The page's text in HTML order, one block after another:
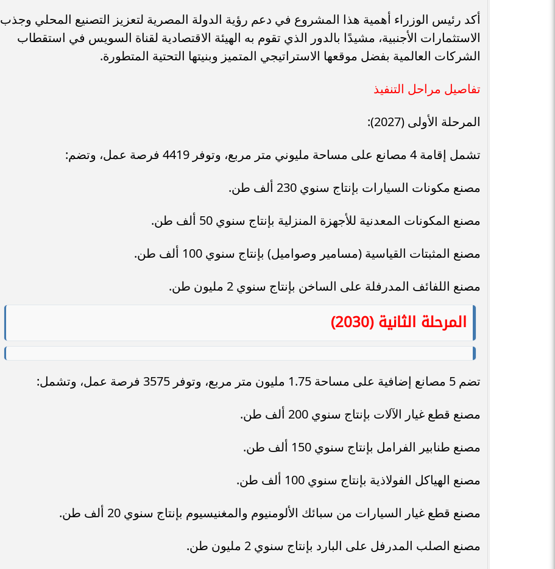
أكد رئيس الوزراء أهمية هذا المشروع في دعم رؤية الدولة المصرية لتعزيز التصنيع المحلي وجذب
الاستثمارات الأجنبية، مشيدًا بالدور الذي تقوم به الهيئة الاقتصادية لقناة السويس في استقطاب
الشركات العالمية بفضل موقعها الاستراتيجي المتميز وبنيتها التحتية المتطورة.
تفاصيل مراحل التنفيذ
المرحلة الأولى (2027):
تشمل إقامة 4 مصانع على مساحة مليوني متر مربع، وتوفر 4419 فرصة عمل، وتضم:
مصنع مكونات السيارات بإنتاج سنوي 230 ألف طن.
مصنع المكونات المعدنية للأجهزة المنزلية بإنتاج سنوي 50 ألف طن.
مصنع المثبتات القياسية (مسامير وصواميل) بإنتاج سنوي 100 ألف طن.
مصنع اللفائف المدرفلة على الساخن بإنتاج سنوي 2 مليون طن.
المرحلة الثانية (2030)
تضم 5 مصانع إضافية على مساحة 1.75 مليون متر مربع، وتوفر 3575 فرصة عمل، وتشمل:
مصنع قطع غيار الآلات بإنتاج سنوي 200 ألف طن.
مصنع طنابير الفرامل بإنتاج سنوي 150 ألف طن.
مصنع الهياكل الفولاذية بإنتاج سنوي 100 ألف طن.
مصنع قطع غيار السيارات من سبائك الألومنيوم والمغنيسيوم بإنتاج سنوي 20 ألف طن.
مصنع الصلب المدرفل على البارد بإنتاج سنوي 2 مليون طن.